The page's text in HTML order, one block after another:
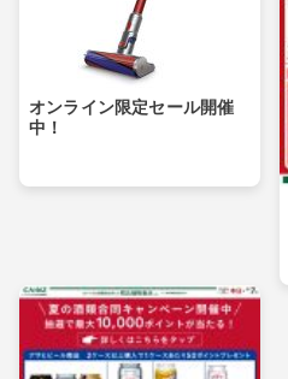
オンライン限定セール開催
中！